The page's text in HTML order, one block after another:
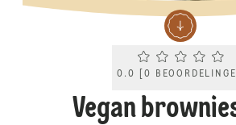
Current
0.0 [0
Vegan